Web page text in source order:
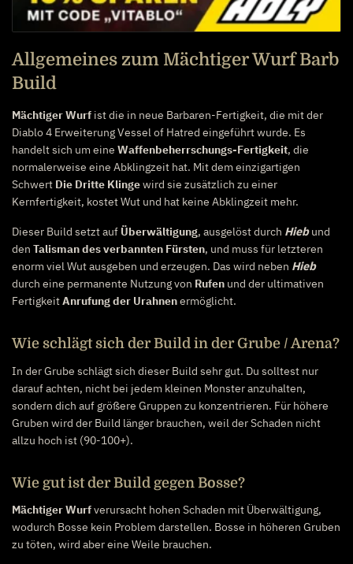
Allgemeines zum Mächtiger Wurf Barb
Build
Mächtiger Wurf ist die in neue Barbaren-Fertigkeit, die mit der
Diablo 4 Erweiterung Vessel of Hatred eingeführt wurde. Es
handelt sich um eine Waffenbeherrschungs-Fertigkeit, die
normalerweise eine Abklingzeit hat. Mit dem einzigartigen
Schwert Die Dritte Klingewird sie zusätzlich zu einer
Kernfertigkeit, kostet Wut und hat keine Abklingzeit mehr.
Dieser Build setzt auf Überwältigung, ausgelöst durch Hiebund
den Talisman des verbannten Fürsten, und muss für letzteren
enorm viel Wut ausgeben und erzeugen. Das wird neben Hieb
durch eine permanente Nutzung von Rufen und der ultimativen
FertigkeitAnrufung der Urahnenermöglicht.
Wie schlägt sich der Build in der Grube / Arena?
In der Grube schlägt sich dieser Build sehr gut. Du solltest nur
darauf achten, nicht bei jedem kleinen Monster anzuhalten,
sondern dich auf größere Gruppen zu konzentrieren. Für höhere
Gruben wird der Build länger brauchen, weil der Schaden nicht
allzu hoch ist (90-100+).
Wie gut ist der Build gegen Bosse?
Mächtiger Wurfverursacht hohen Schaden mit Überwältigung,
wodurch Bosse kein Problem darstellen. Bosse in höheren Gruben
zu töten, wird aber eine Weile brauchen.